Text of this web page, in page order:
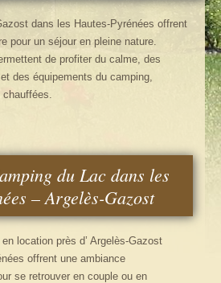
réserver
Pyrénées
dans les Hautes-Pyrénées offrent
pour un séjour en pleine nature.
de profiter du calme, des
des équipements du camping,
du Lac dans les
– Argelès-Gazost
location près d’ Argelès-Gazost
offrent une ambiance
se retrouver en couple ou en